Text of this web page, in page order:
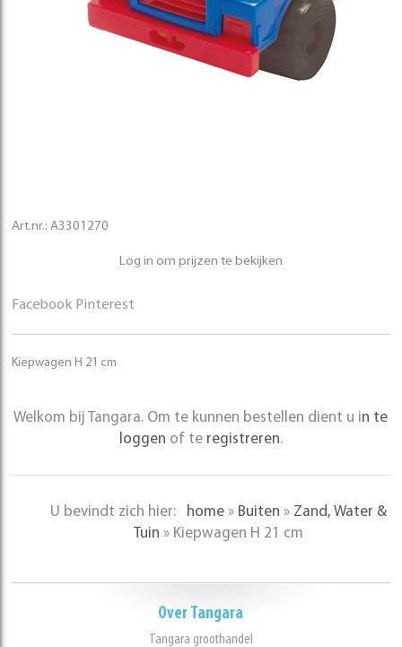
Art.nr.: A3301270
Log in om prijzen te bekijken
Facebook Pinterest
Kiepwagen H 21 cm
Welkom bij Tangara. Om te kunnen bestellen dient u in te
loggen of te registreren.
U bevindt zich hier: home » Buiten » Zand, Water &
Tuin » Kiepwagen H 21 cm
Over Tangara
Tangara groothandel